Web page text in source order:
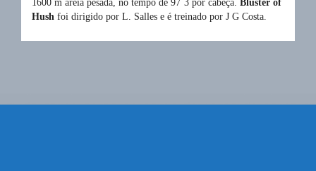
1600 m areia pesada, no tempo de 97´3 por cabeça. Bluster of
Hush foi dirigido por L. Salles e é treinado por J G Costa.